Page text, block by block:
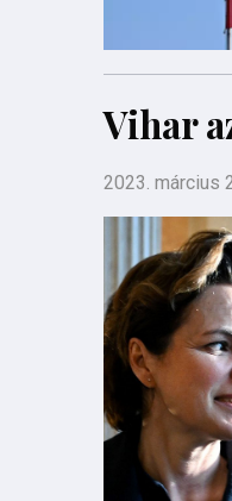
Vihar
2023. március